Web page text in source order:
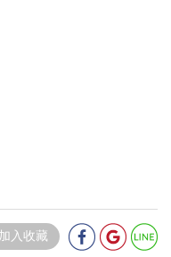
加入收藏